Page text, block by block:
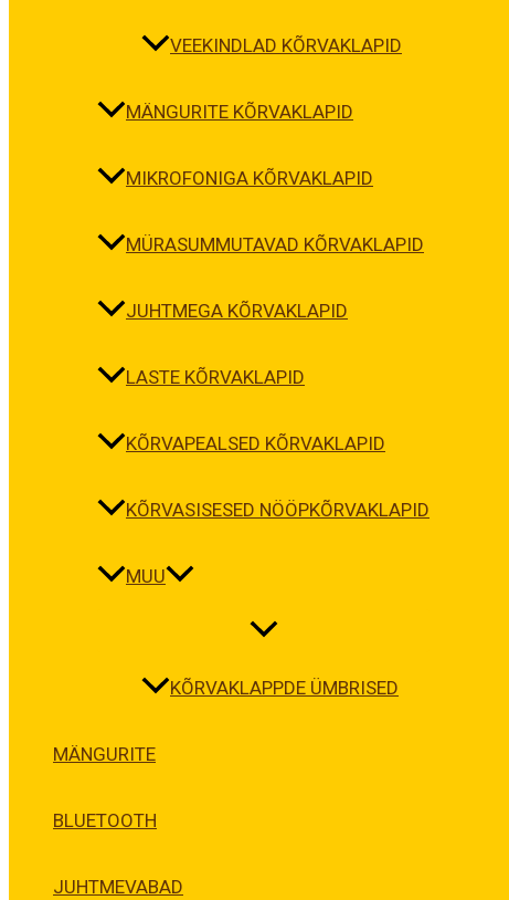
VEEKINDLAD KÕRVAKLAPID
MÄNGURITE KÕRVAKLAPID
MIKROFONIGA KÕRVAKLAPID
MÜRASUMMUTAVAD KÕRVAKLAPID
JUHTMEGA KÕRVAKLAPID
LASTE KÕRVAKLAPID
KÕRVAPEALSED KÕRVAKLAPID
KÕRVASISESED NÖÖPKÕRVAKLAPID
MUU
KÕRVAKLAPPDE ÜMBRISED
MÄNGURITE
BLUETOOTH
JUHTMEVABAD